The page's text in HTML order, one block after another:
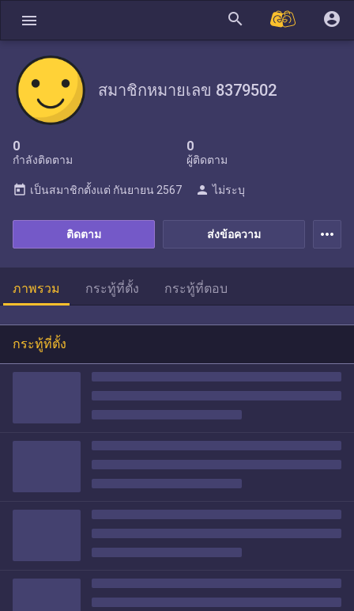
menu search account_circle
สมาชิกหมายเลข 8379502
0
กำลังติดตาม
0
ผู้ติดตาม
ส่งข้อความ
ติดตาม
today เป็นสมาชิกตั้งแต่ กันยายน 2567 person ไม่ระบุ
more_horiz
ภาพรวม กระทู้ที่ตั้ง กระทู้ที่ตอบ
กระทู้ที่ตั้ง